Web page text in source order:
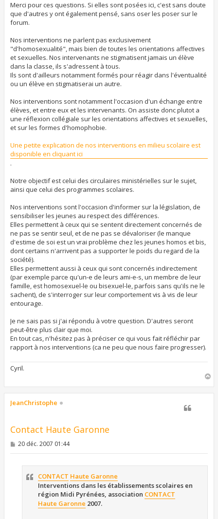
s
a
g
e
Merci pour ces questions. Si elles sont posées ici, c'est sans doute
que d'autres y ont également pensé, sans oser les poser sur le
forum.
Nos interventions ne parlent pas exclusivement
"d'homosexualité", mais bien de toutes les orientations affectives
et sexuelles. Nos intervenants ne stigmatisent jamais un élève
dans la classe, ils s'adressent à tous.
Ils sont d'ailleurs notamment formés pour réagir dans l'éventualité
ou un élève en stigmatiserai un autre.
Nos interventions sont notamment l'occasion d'un échange entre
élèves, et entre eux et les intervenants. On assiste donc plutot a
une réflexion collégiale sur les orientations affectives et sexuelles,
et sur les formes d'homophobie.
Une petite explication de nos interventions en milieu scolaire est
disponible en cliquant ici
.
Notre objectif est celui des circulaires ministérielles sur le sujet,
ainsi que celui des programmes scolaires.
Nos interventions sont l'occasion d'informer sur la législation, de
sensibiliser les jeunes au respect des différences.
Elles permettent à ceux qui se sentent directement concernés de
ne pas se sentir seul, et de ne pas se dévaloriser (le manque
d'estime de soi est un vrai problème chez les jeunes homos et bis,
dont certains n'arrivent pas a supporter le poids du regard de la
société).
Elles permettent aussi à ceux qui sont concernés indirectement
(par exemple parce qu'un-e de leurs ami-e-s, un membre de leur
famille, est homosexuel-le ou bisexuel-le, parfois sans qu'ils ne le
sachent), de s'interroger sur leur comportement vis à vis de leur
entourage.
Je ne sais pas si j'ai répondu à votre question. D'autres seront
peut-être plus clair que moi.
En tout cas, n'hésitez pas à préciser ce qui vous fait réfléchir par
rapport à nos interventions (ca ne peu que nous faire progresser).
Cyril.
u
JeanChristophe
Contact Haute Garonne
M
20 déc. 2007 01:44
CONTACT Haute Garonne
Interventions dans les établissements scolaires en
région Midi Pyrénées, association CONTACT
Haute Garonne 2007.